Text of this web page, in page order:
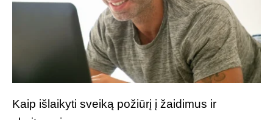
Kaip išlaikyti sveiką požiūrį į žaidimus ir